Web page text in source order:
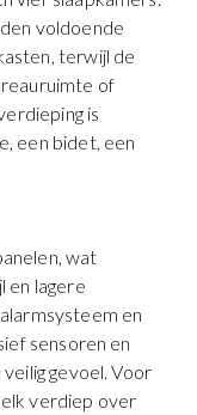
voldoende
terwijl de
of
is
een bidet, een
wat
en lagere
en
sensoren en
gevoel. Voor
verdiep over